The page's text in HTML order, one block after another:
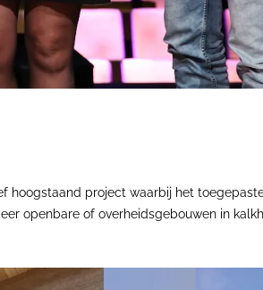
hoogstaand project waarbij het
openbare of overheidsgebouwen in